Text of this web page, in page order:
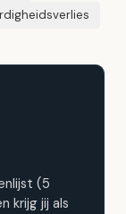
(5
krijg jij als